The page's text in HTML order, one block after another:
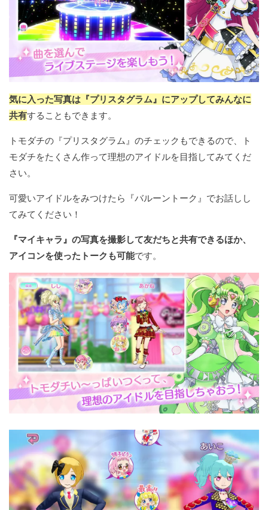
気に入った写真は『プリスタグラム』にアップしてみんなに
共有することもできます。
トモダチの『プリスタグラム』のチェックもできるので、ト
モダチをたくさん作って理想のアイドルを目指してみてくだ
さい。
可愛いアイドルをみつけたら『バルーントーク』でお話しし
てみてください！
『マイキャラ』の写真を撮影して友だちと共有できるほか、
アイコンを使ったトークも可能です。